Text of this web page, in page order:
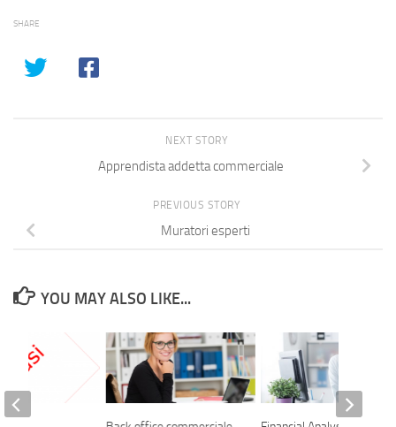
SHARE
NEXT STORY
Apprendista addetta commerciale
PREVIOUS STORY
Muratori esperti
YOU MAY ALSO LIKE...